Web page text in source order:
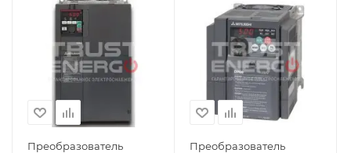
Преобразователь
Преобразователь